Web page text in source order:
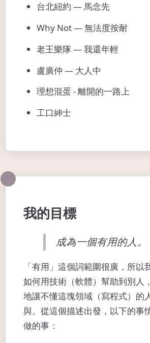
台北紐約 — 馬念先
Why Not — 無法度按耐
老王樂隊 — 我還年輕
盧廣仲 — 大人中
理想混蛋 - 離開的一路上
工口紳士
我的目標
成為一個有用的人。
「有用」這個詞範圍很廣，所以
如何用技術（軟體）幫助到別人
地讓不懂這塊領域（寫程式）的
與。從這個描述出發，以下的事
做的事：